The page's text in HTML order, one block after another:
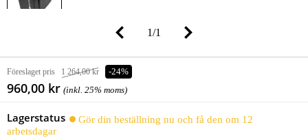
1/1
Föreslaget pris 1 264,00 kr -24%
960,00 kr (inkl. 25% moms)
Lagerstatus
Gör din beställning nu och få den om 12
arbetsdagar